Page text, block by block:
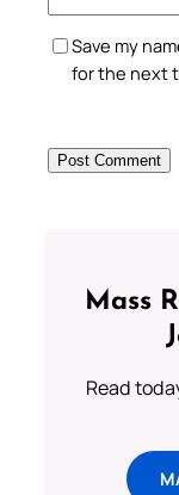
Save my
for the next
Mass
Read